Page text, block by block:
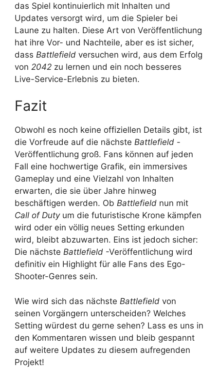
das Spiel kontinuierlich mit Inhalten und
Updates versorgt wird, um die Spieler bei
Laune zu halten. Diese Art von Veröffentlichung
hat ihre Vor- und Nachteile, aber es ist sicher,
dass Battlefield versuchen wird, aus dem Erfolg
von 2042 zu lernen und ein noch besseres
Live-Service-Erlebnis zu bieten.
Fazit
Obwohl es noch keine offiziellen Details gibt, ist
die Vorfreude auf die nächste Battlefield -
Veröffentlichung groß. Fans können auf jeden
Fall eine hochwertige Grafik, ein immersives
Gameplay und eine Vielzahl von Inhalten
erwarten, die sie über Jahre hinweg
beschäftigen werden. Ob Battlefield nun mit
Call of Dutyum die futuristische Krone kämpfen
wird oder ein völlig neues Setting erkunden
wird, bleibt abzuwarten. Eins ist jedoch sicher:
Die nächste Battlefield -Veröffentlichung wird
definitiv ein Highlight für alle Fans des Ego-
Shooter-Genres sein.
Wie wird sich das nächste Battlefield von
seinen Vorgängern unterscheiden? Welches
Setting würdest du gerne sehen? Lass es uns in
den Kommentaren wissen und bleib gespannt
auf weitere Updates zu diesem aufregenden
Projekt!